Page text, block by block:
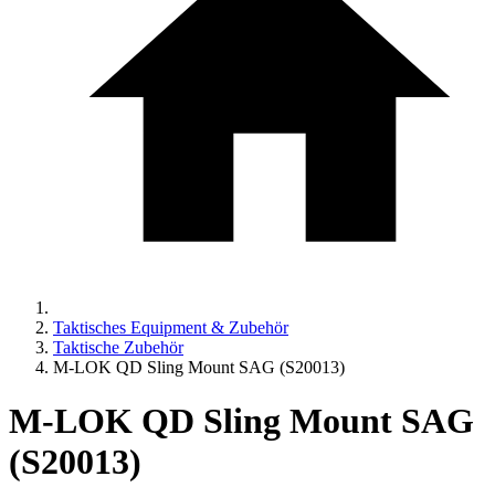
Taktisches Equipment & Zubehör
Taktische Zubehör
M-LOK QD Sling Mount SAG (S20013)
M-LOK QD Sling Mount SAG
(S20013)